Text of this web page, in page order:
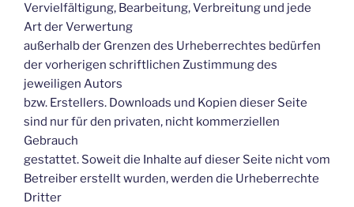
Vervielfältigung, Bearbeitung, Verbreitung und jede
Art der Verwertung
außerhalb der Grenzen des Urheberrechtes bedürfen
der vorherigen schriftlichen Zustimmung des
jeweiligen Autors
bzw. Erstellers. Downloads und Kopien dieser Seite
sind nur für den privaten, nicht kommerziellen
Gebrauch
gestattet. Soweit die Inhalte auf dieser Seite nicht vom
Betreiber erstellt wurden, werden die Urheberrechte
Dritter